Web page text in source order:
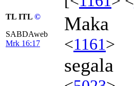
TL ITL ©
SABDAweb
Mrk 16:17
Maka
<1161>
segala